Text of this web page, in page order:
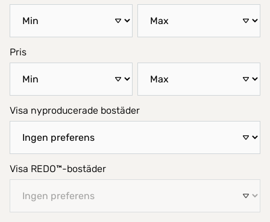
Pris
Visa nyproducerade bostäder
Visa REDO™-bostäder